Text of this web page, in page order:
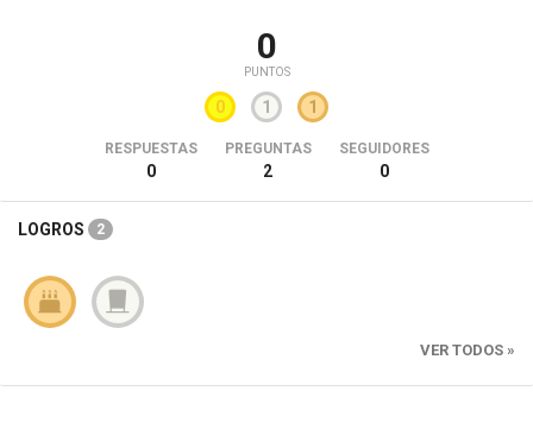
0
PUNTOS
0 1 1
RESPUESTAS
0
PREGUNTAS
2
SEGUIDORES
0
LOGROS 2
VER TODOS »